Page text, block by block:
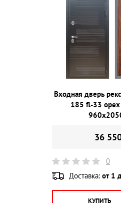
Входная дверь
185 fl-33 орех
36
0
Доставка: от 1
КУПИТЬ